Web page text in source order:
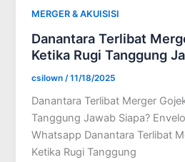
MERGER & AKUISISI
Danantara Terlibat
Ketika Rugi Tanggung
csilown /11/18/2025
Danantara Terlibat Merger
Tanggung Jawab Siapa?
Whatsapp Danantara Terlibat
Ketika Rugi Tanggung